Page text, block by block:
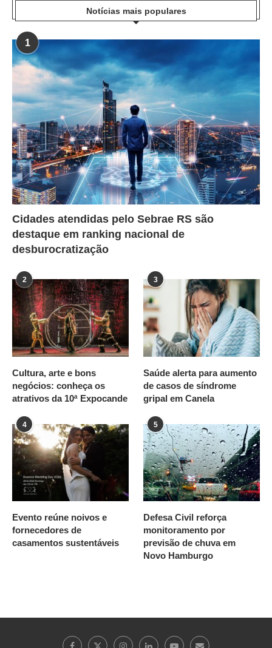
Notícias mais populares
1
Cidades atendidas pelo Sebrae RS são
destaque em ranking nacional de
desburocratização
2
Cultura, arte e bons
negócios: conheça os
atrativos da 10ª Expocande
3
Saúde alerta para aumento
de casos de síndrome
gripal em Canela
4
Evento reúne noivos e
fornecedores de
casamentos sustentáveis
5
Defesa Civil reforça
monitoramento por
previsão de chuva em
Novo Hamburgo